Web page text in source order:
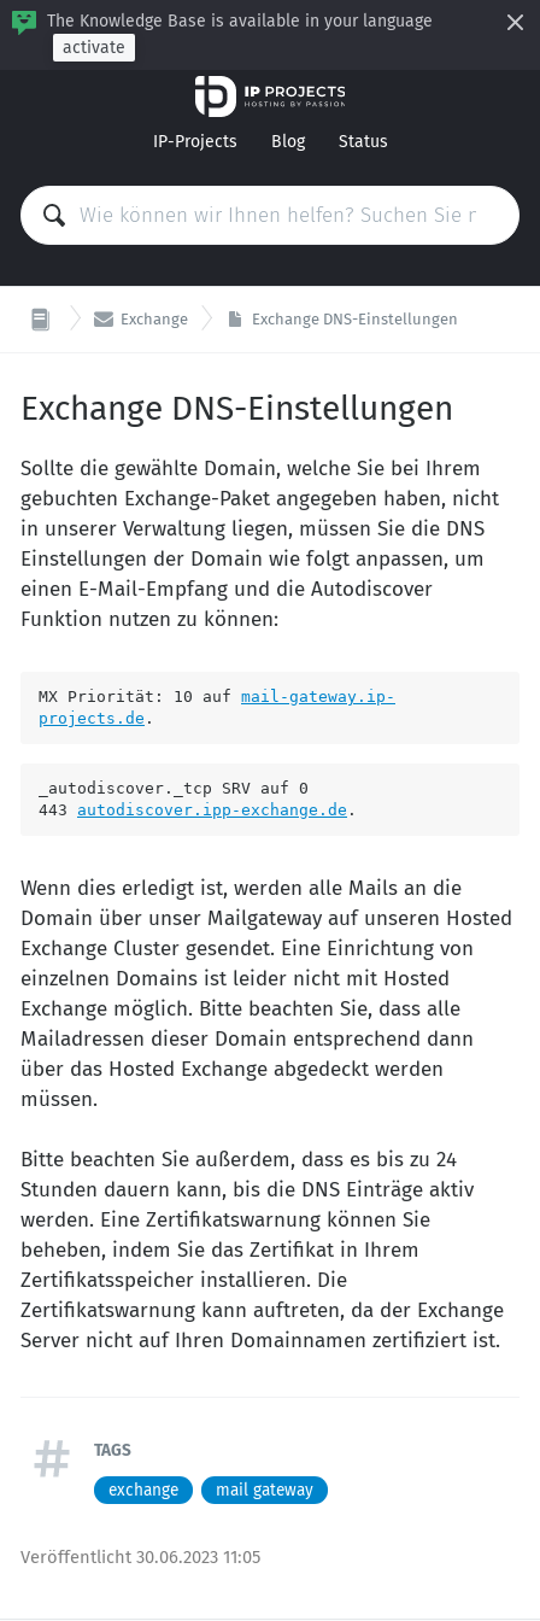
The Knowledge Base is available in your language
activate
IP-Projects Blog Status
 Exchange Exchange DNS-Einstellungen
Exchange DNS-Einstellungen
Sollte die gewählte Domain, welche Sie bei Ihrem
gebuchten Exchange-Paket angegeben haben, nicht
in unserer Verwaltung liegen, müssen Sie die DNS
Einstellungen der Domain wie folgt anpassen, um
einen E-Mail-Empfang und die Autodiscover
Funktion nutzen zu können:
MX Priorität: 10 auf mail-gateway.ip-
projects.de
_autodiscover._tcp SRV auf 0
443 autodiscover.ipp-exchange.de .
Wenn dies erledigt ist, werden alle Mails an die
Domain über unser Mailgateway auf unseren Hosted
Exchange Cluster gesendet. Eine Einrichtung von
einzelnen Domains ist leider nicht mit Hosted
Exchange möglich. Bitte beachten Sie, dass alle
Mailadressen dieser Domain entsprechend dann
über das Hosted Exchange abgedeckt werden
müssen.
Bitte beachten Sie außerdem, dass es bis zu 24
Stunden dauern kann, bis die DNS Einträge aktiv
werden. Eine Zertifikatswarnung können Sie
beheben, indem Sie das Zertifikat in Ihrem
Zertifikatsspeicher installieren. Die
Zertifikatswarnung kann auftreten, da der Exchange
Server nicht auf Ihren Domainnamen zertifiziert ist.
TAGS
exchange
mail gateway
Veröffentlicht 30.06.2023 11:05